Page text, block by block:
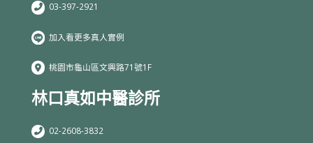
03-397-2921
加入看更多真人實例
桃園市龜山區文興路71號1F
林口真如中醫診所
02-2608-3832